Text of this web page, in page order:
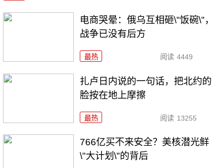
电商哭晕：俄乌互相砸\"饭碗\"，
战争已没有后方
最热 阅读 4449
扎卢日内说的一句话，把北约的
脸按在地上摩擦
最热 阅读 13255
766亿买不来安全？美核潜光鲜
\"大计划\"的背后